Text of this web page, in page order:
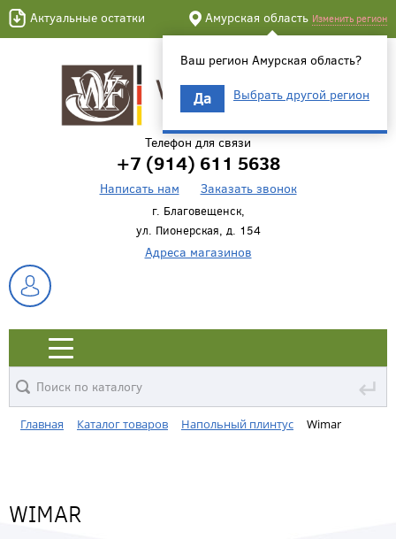
Актуальные остатки Амурская область Изменить регион
Ваш регион Амурская область?
Да Выбрать другой регион
Телефон для связи
+7 (914) 611 5638
Написать нам Заказать звонок
г. Благовещенск,
ул. Пионерская, д. 154
Адреса магазинов
↵
Главная Каталог товаров Напольный плинтус Wimar
WIMAR